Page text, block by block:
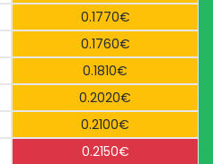
0.1770€
0.1760€
0.1810€
0.2020€
0.2100€
0.2150€